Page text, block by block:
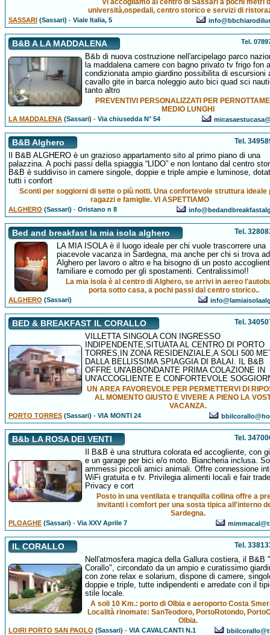
Vi accogliamo al centro di Sassari a pochi metri
università,ospedali, centro storico e servizi di
SASSARI(Sassari) -Viale Italia, 5
B&B A LA MADDALENA Tel.
B&b di nuova costruzione nell'arcipelago parco
la maddalena camere con bagno privato tv frigo fon
condizionata ampio giardino possibilita di escursioni
cavallo gite in barca noleggio auto bici quad sci
tanto altro
PREVENTIVI PERSONALIZZATI PER
MEDIO LUNGHI
LA MADDALENA(Sassari) -Via chiusedda N° 54
B&B Alghero Tel.
Il B&B ALGHERO è un grazioso appartamento sito al primo piano di una
palazzina. A pochi passi della spiaggia “LIDO” e non lontano dal centro
B&B è suddiviso in camere singole, doppie e triple ampie e luminose,
tutti i confort
Sconti per soggiorni di sette o più notti. Una confortevole struttura ideale
ragazzi e famiglie. VI ASPETTIAMO
ALGHERO (Sassari) -Oristano n 8
Bed and breakfast la mia isola alghero Tel.
LA MIA ISOLA è il luogo ideale per chi vuole trascorrere una
piacevole vacanza in Sardegna, ma anche per chi si trova ad
Alghero per lavoro o altro e ha bisogno di un posto
familiare e comodo per gli spostamenti. Centralissimo!!
La mia isola è al centro di Alghero, se arrivi in aereo
porta sotto casa, a pochi passi dal centro storico..
ALGHERO (Sassari)
BED & BREAKFAST IL CORALLO Tel.
VILLETTA SINGOLA CON INGRESSO
INDIPENDENTE,SITUATA AL CENTRO DI PORTO
TORRES,IN ZONA RESIDENZIALE,A SOLI 500
DALLA BELLISSIMA SPIAGGIA DI BALAI. IL B&B
OFFRE UN'ABBONDANTE PRIMA COLAZIONE IN
UN'ACCOGLIENTE E CONFORTEVOLE
UN AREA FAVOREVOLE PER PERMETTERVI DI
AL MOMENTO GIUSTO E VIVERE A PIENO LA
VACANZA.
PORTO TORRES(Sassari) -VIA MONTI 24
B&b LA ROSA DEI VENTI Tel.
Il B&B è una struttura colorata ed accogliente, con
e un garage per bici e/o moto. Biancheria inclusa.
ammessi piccoli amici animali. Offre connessione
WiFi gratuita e tv. Privilegia alimenti locali e fair
Privacy e cort
Posto in una ventilata e tranquilla collina offre a
invitanti i comfort per una sosta tipica all'interno
Sardegna.
PLOAGHE(Sassari) -Via XXV Aprile 7
IL CORALLO Tel.
Nell'atmosfera magica della Gallura costiera, il B&B
Corallo", circondato da un ampio e curatissimo
con zone relax e solarium, dispone di camere,
doppie e triple, tutte indipendenti e arredate con il
stile locale.
A soli 10 Km.: porto di Olbia e aeroporto Costa
Località rinomate: SanTeodoro, PortoRotondo,
Olbia.
LOIRI PORTO SAN PAOLO (Sassari) -VIA CAVALCANTI N.1